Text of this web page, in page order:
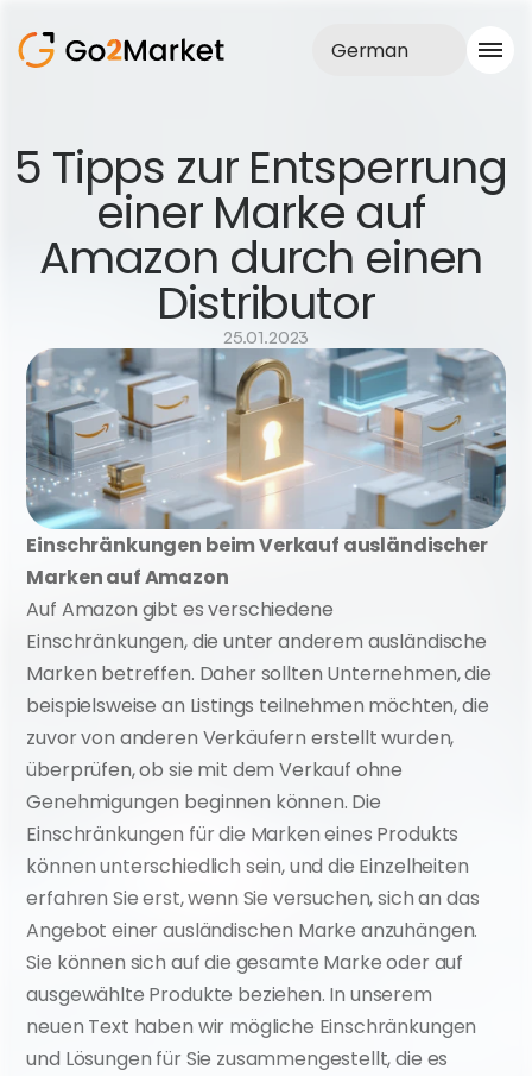
Realisationen
Fallstudie
Blog
Über uns
Dienstleistungen
German
5 Tipps zur Entsperrung
einer Marke auf
Amazon durch einen
Distributor
25.01.2023
Einschränkungen beim Verkauf ausländischer
Marken auf Amazon
Auf Amazon gibt es verschiedene
Einschränkungen, die unter anderem ausländische
Marken betreffen. Daher sollten Unternehmen, die
beispielsweise an Listings teilnehmen möchten, die
zuvor von anderen Verkäufern erstellt wurden,
überprüfen, ob sie mit dem Verkauf ohne
Genehmigungen beginnen können. Die
Einschränkungen für die Marken eines Produkts
können unterschiedlich sein, und die Einzelheiten
erfahren Sie erst, wenn Sie versuchen, sich an das
Angebot einer ausländischen Marke anzuhängen.
Sie können sich auf die gesamte Marke oder auf
ausgewählte Produkte beziehen. In unserem
neuen Text haben wir mögliche Einschränkungen
und Lösungen für Sie zusammengestellt, die es